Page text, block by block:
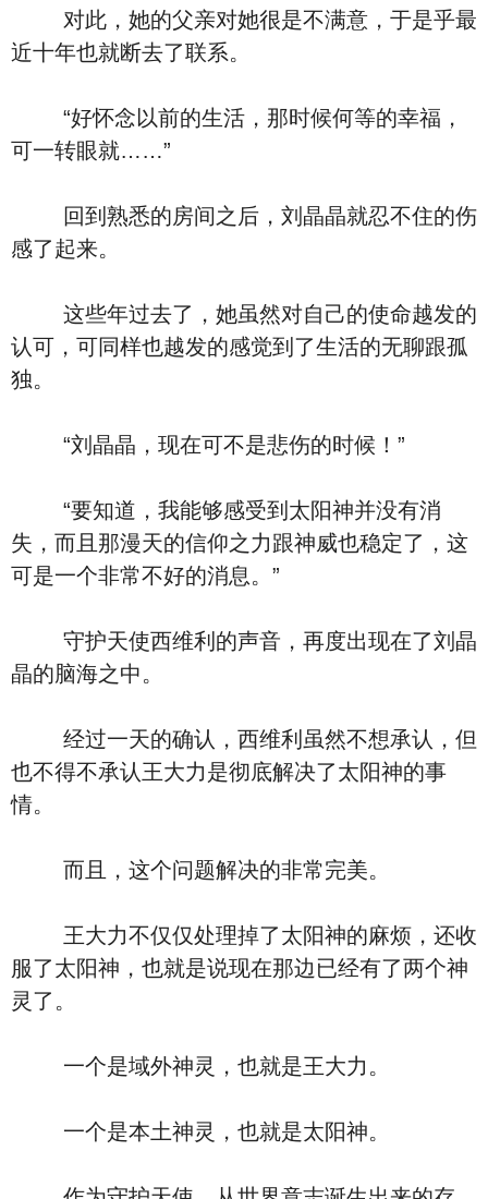
对此，她的父亲对她很是不满意，于是乎最
近十年也就断去了联系。
“好怀念以前的生活，那时候何等的幸福，
可一转眼就……”
回到熟悉的房间之后，刘晶晶就忍不住的伤
感了起来。
这些年过去了，她虽然对自己的使命越发的
认可，可同样也越发的感觉到了生活的无聊跟孤
独。
“刘晶晶，现在可不是悲伤的时候！”
“要知道，我能够感受到太阳神并没有消
失，而且那漫天的信仰之力跟神威也稳定了，这
可是一个非常不好的消息。”
守护天使西维利的声音，再度出现在了刘晶
晶的脑海之中。
经过一天的确认，西维利虽然不想承认，但
也不得不承认王大力是彻底解决了太阳神的事
情。
而且，这个问题解决的非常完美。
王大力不仅仅处理掉了太阳神的麻烦，还收
服了太阳神，也就是说现在那边已经有了两个神
灵了。
一个是域外神灵，也就是王大力。
一个是本土神灵，也就是太阳神。